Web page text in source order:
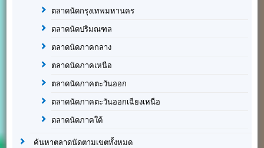
ตลาดนัดกรุงเทพมหานคร
ตลาดนัดปริมณฑล
ตลาดนัดภาคกลาง
ตลาดนัดภาคเหนือ
ตลาดนัดภาคตะวันออก
ตลาดนัดภาคตะวันออกเฉียงเหนือ
ตลาดนัดภาคใต้
ค้นหาตลาดนัดตามเขตทั้งหมด